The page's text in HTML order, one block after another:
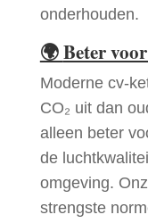
onderhouden.
🌍Beter
Moderne cv-
CO₂ uit dan
alleen beter
de
omgeving.
strengste